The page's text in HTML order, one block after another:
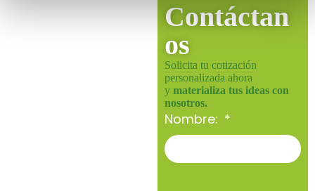
Contáctan
os
Solicita tu cotización
personalizada ahora
y materializa tus ideas con
nosotros.
Nombre: